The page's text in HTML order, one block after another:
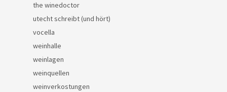
the winedoctor
utecht schreibt (und hört)
vocella
weinhalle
weinlagen
weinquellen
weinverkostungen